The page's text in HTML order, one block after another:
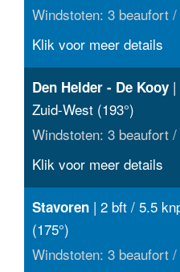
Windstoten: 3 beaufort
Klik voor meer details
Den Helder - De Kooy |
Zuid-West (193°)
Windstoten: 3 beaufort
Klik voor meer details
Stavoren | 2 bft / 5.5
(175°)
Windstoten: 3 beaufort